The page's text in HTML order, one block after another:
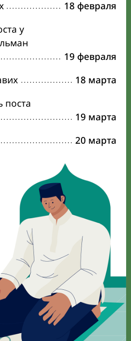
18 февраля
у
19 февраля
18 марта
поста
19 марта
20 марта